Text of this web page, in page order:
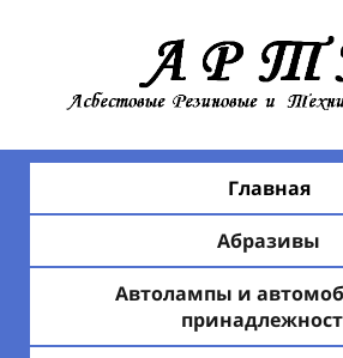
Главная
Абразивы
Автолампы и